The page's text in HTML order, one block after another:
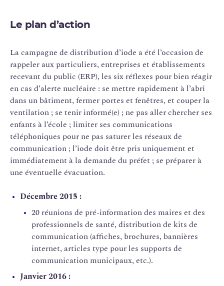
Le plan d’action
La campagne de distribution d’iode a été l’occasion de
rappeler aux particuliers, entreprises et établissements
recevant du public (ERP), les six réflexes pour bien réagir
en cas d’alerte nucléaire : se mettre rapidement à l’abri
dans un bâtiment, fermer portes et fenêtres, et couper la
ventilation ; se tenir informé(e) ; ne pas aller chercher ses
enfants à l’école ; limiter ses communications
téléphoniques pour ne pas saturer les réseaux de
communication ; l’iode doit être pris uniquement et
immédiatement à la demande du préfet ; se préparer à
une éventuelle évacuation.
Décembre 2015 :
20 réunions de pré-information des maires et des
professionnels de santé, distribution de kits de
communication (affiches, brochures, bannières
internet, articles type pour les supports de
communication municipaux, etc.).
Janvier 2016 :